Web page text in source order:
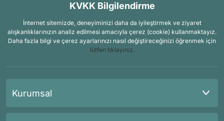
KVKK Bilgilendirme
İnternet sitemizde, deneyiminizi daha da iyileştirmek ve ziyaret
alışkanlıklarınızın analiz edilmesi amacıyla çerez (cookie) kullanmaktayız.
Daha fazla bilgi ve çerez ayarlarınızı nasıl değiştireceğinizi öğrenmek için
lütfen tıklayınız.
Kurumsal